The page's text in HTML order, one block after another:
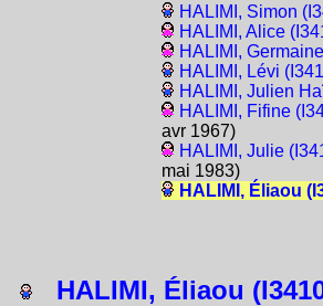
HALIMI, Simon
HALIMI, Alice
HALIMI,
HALIMI, Lévi
HALIMI, Julien
HALIMI, Fifine
avr 1967)
HALIMI, Julie
mai 1983)
HALIMI, Éliaou
HALIMI, Éliaou